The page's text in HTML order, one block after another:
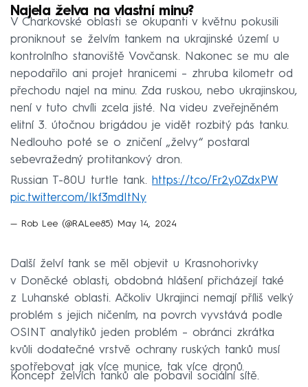
Najela želva na vlastní minu?
V Charkovské oblasti se okupanti v květnu pokusili
proniknout se želvím tankem na ukrajinské území u
kontrolního stanoviště Vovčansk. Nakonec se mu ale
nepodařilo ani projet hranicemi – zhruba kilometr od
přechodu najel na minu. Zda ruskou, nebo ukrajinskou,
není v tuto chvíli zcela jisté. Na videu zveřejněném
elitní 3. útočnou brigádou je vidět rozbitý pás tanku.
Nedlouho poté se o zničení „želvy“ postaral
sebevražedný protitankový dron.
Russian T-80U turtle tank. https://t.co/Fr2y0ZdxPW
pic.twitter.com/Ikf3mdItNy
— Rob Lee (@RALee85) May 14, 2024
Další želví tank se měl objevit u Krasnohorivky
v Doněcké oblasti, obdobná hlášení přicházejí také
z Luhanské oblasti. Ačkoliv Ukrajinci nemají příliš velký
problém s jejich ničením, na povrch vyvstává podle
OSINT analytiků jeden problém – obránci zkrátka
kvůli dodatečné vrstvě ochrany ruských tanků musí
spotřebovat jak více munice, tak více dronů.
Koncept želvích tanků ale pobavil sociální sítě.